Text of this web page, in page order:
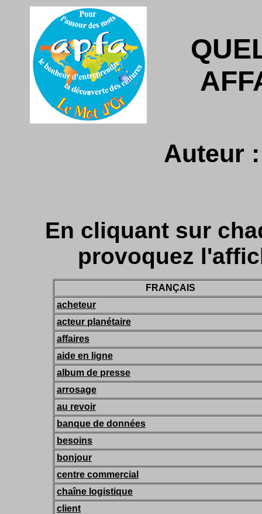
Auteur
En cliquant sur
provoquez
FRANÇAIS
acheteur
acteur planétaire
affaires
aide en ligne
album de presse
arrosage
au revoir
banque de données
besoins
bonjour
centre commercial
chaîne logistique
client